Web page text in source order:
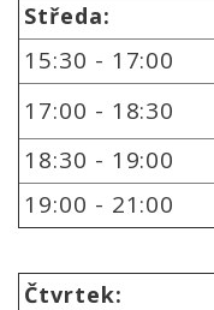
Středa:
15:30 - 17:00
17:00 - 18:30
18:30 - 19:00
19:00 - 21:00
Čtvrtek: